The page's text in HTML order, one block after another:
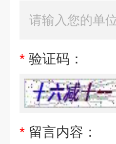
* 验证码：
* 留言内容：